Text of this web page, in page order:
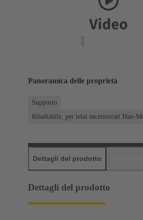
Panoramica delle proprietà
Supporto
Ribaltabile, per telai incernierati Han-
Dettagli del prodotto
Dettagli del prodotto